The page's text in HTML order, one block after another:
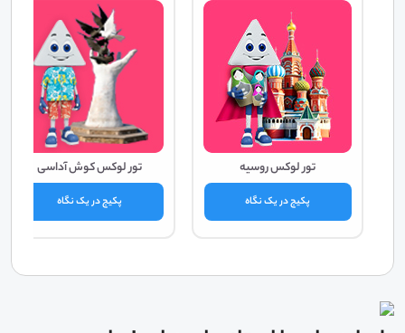
تور لوکس روسیه
پکیج در یک نگاه
تور لوکس کوش آداسی
پکیج در یک نگاه